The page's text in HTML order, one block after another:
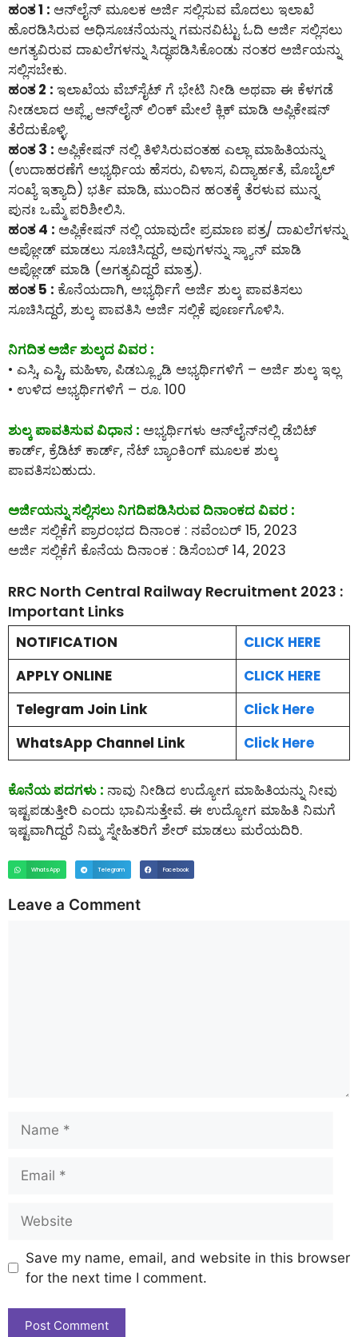
ಹಂತ 1 : ಆನ್‌ಲೈನ್‌ ಮೂಲಕ ಅರ್ಜಿ ಸಲ್ಲಿಸುವ ಮೊದಲು ಇಲಾಖೆ
ಹೊರಡಿಸಿರುವ ಅಧಿಸೂಚನೆಯನ್ನು ಗಮನವಿಟ್ಟು ಓದಿ ಅರ್ಜಿ ಸಲ್ಲಿಸಲು
ಅಗತ್ಯವಿರುವ ದಾಖಲೆಗಳನ್ನು ಸಿದ್ಧಪಡಿಸಿಕೊಂಡು ನಂತರ ಅರ್ಜಿಯನ್ನು
ಸಲ್ಲಿಸಬೇಕು.
ಹಂತ 2 : ಇಲಾಖೆಯ ವೆಬ್‌ಸೈಟ್ ಗೆ ಭೇಟಿ ನೀಡಿ ಅಥವಾ ಈ ಕೆಳಗಡೆ
ನೀಡಲಾದ ಅಪ್ಲೈ ಆನ್‌ಲೈನ್‌ ಲಿಂಕ್ ಮೇಲೆ ಕ್ಲಿಕ್ ಮಾಡಿ ಅಪ್ಲಿಕೇಷನ್
ತೆರೆದುಕೊಳ್ಳಿ.
ಹಂತ 3 : ಅಪ್ಲಿಕೇಷನ್ ನಲ್ಲಿ ತಿಳಿಸಿರುವಂತಹ ಎಲ್ಲಾ ಮಾಹಿತಿಯನ್ನು
(ಉದಾಹರಣೆಗೆ ಅಭ್ಯರ್ಥಿಯ ಹೆಸರು, ವಿಳಾಸ, ವಿದ್ಯಾರ್ಹತೆ, ಮೊಬೈಲ್
ಸಂಖ್ಯೆ ಇತ್ಯಾದಿ) ಭರ್ತಿ ಮಾಡಿ, ಮುಂದಿನ ಹಂತಕ್ಕೆ ತೆರಳುವ ಮುನ್ನ
ಪುನಃ ಒಮ್ಮೆ ಪರಿಶೀಲಿಸಿ.
ಹಂತ 4 : ಅಪ್ಲಿಕೇಷನ್ ನಲ್ಲಿ ಯಾವುದೇ ಪ್ರಮಾಣ ಪತ್ರ/ ದಾಖಲೆಗಳನ್ನು
ಅಪ್ಲೋಡ್ ಮಾಡಲು ಸೂಚಿಸಿದ್ದರೆ, ಅವುಗಳನ್ನು ಸ್ಕ್ಯಾನ್ ಮಾಡಿ
ಅಪ್ಲೋಡ್ ಮಾಡಿ (ಅಗತ್ಯವಿದ್ದರೆ ಮಾತ್ರ).
ಹಂತ 5 : ಕೊನೆಯದಾಗಿ, ಅಭ್ಯರ್ಥಿಗೆ ಅರ್ಜಿ ಶುಲ್ಕ ಪಾವತಿಸಲು
ಸೂಚಿಸಿದ್ದರೆ, ಶುಲ್ಕ ಪಾವತಿಸಿ ಅರ್ಜಿ ಸಲ್ಲಿಕೆ ಪೂರ್ಣಗೊಳಿಸಿ.
ನಿಗದಿತ ಅರ್ಜಿ ಶುಲ್ಕದ ವಿವರ :
• ಎಸ್ಸಿ, ಎಸ್ಟಿ, ಮಹಿಳಾ, ಪಿಡಬ್ಲ್ಯೂಡಿ ಅಭ್ಯರ್ಥಿಗಳಿಗೆ – ಅರ್ಜಿ ಶುಲ್ಕ ಇಲ್ಲ
• ಉಳಿದ ಅಭ್ಯರ್ಥಿಗಳಿಗೆ – ರೂ. 100
ಶುಲ್ಕ ಪಾವತಿಸುವ ವಿಧಾನ : ಅಭ್ಯರ್ಥಿಗಳು ಆನ್‌ಲೈನ್‌ನಲ್ಲಿ ಡೆಬಿಟ್
ಕಾರ್ಡ್, ಕ್ರೆಡಿಟ್ ಕಾರ್ಡ್, ನೆಟ್ ಬ್ಯಾಂಕಿಂಗ್ ಮೂಲಕ ಶುಲ್ಕ
ಪಾವತಿಸಬಹುದು.
ಅರ್ಜಿಯನ್ನು ಸಲ್ಲಿಸಲು ನಿಗದಿಪಡಿಸಿರುವ ದಿನಾಂಕದ ವಿವರ :
ಅರ್ಜಿ ಸಲ್ಲಿಕೆಗೆ ಪ್ರಾರಂಭದ ದಿನಾಂಕ : ನವೆಂಬರ್ 15, 2023
ಅರ್ಜಿ ಸಲ್ಲಿಕೆಗೆ ಕೊನೆಯ ದಿನಾಂಕ : ಡಿಸೆಂಬರ್ 14, 2023
RRC North Central Railway Recruitment 2023 :
Important Links
NOTIFICATION
CLICK HERE
APPLY ONLINE
CLICK HERE
Telegram Join Link
Click Here
WhatsApp Channel Link
Click Here
ಕೊನೆಯ ಪದಗಳು : ನಾವು ನೀಡಿದ ಉದ್ಯೋಗ ಮಾಹಿತಿಯನ್ನು ನೀವು
ಇಷ್ಟಪಡುತ್ತೀರಿ ಎಂದು ಭಾವಿಸುತ್ತೇವೆ. ಈ ಉದ್ಯೋಗ ಮಾಹಿತಿ ನಿಮಗೆ
ಇಷ್ಟವಾಗಿದ್ದರೆ ನಿಮ್ಮ ಸ್ನೇಹಿತರಿಗೆ ಶೇರ್ ಮಾಡಲು ಮರೆಯದಿರಿ.
WhatsApp Telegram Facebook
Leave a Comment
Save my name, email, and website in this browser
for the next time I comment.